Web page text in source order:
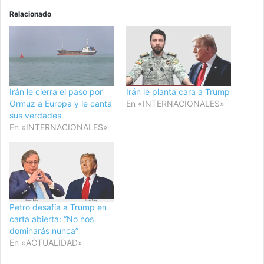
Relacionado
Irán le cierra el paso por
Ormuz a Europa y le canta
sus verdades
En «INTERNACIONALES»
Irán le planta cara a Trump
En «INTERNACIONALES»
Petro desafía a Trump en
carta abierta: “No nos
dominarás nunca”
En «ACTUALIDAD»